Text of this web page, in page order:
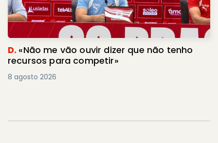
D. «Não me vão ouvir dizer que não tenho
recursos para competir»
8 agosto 2026